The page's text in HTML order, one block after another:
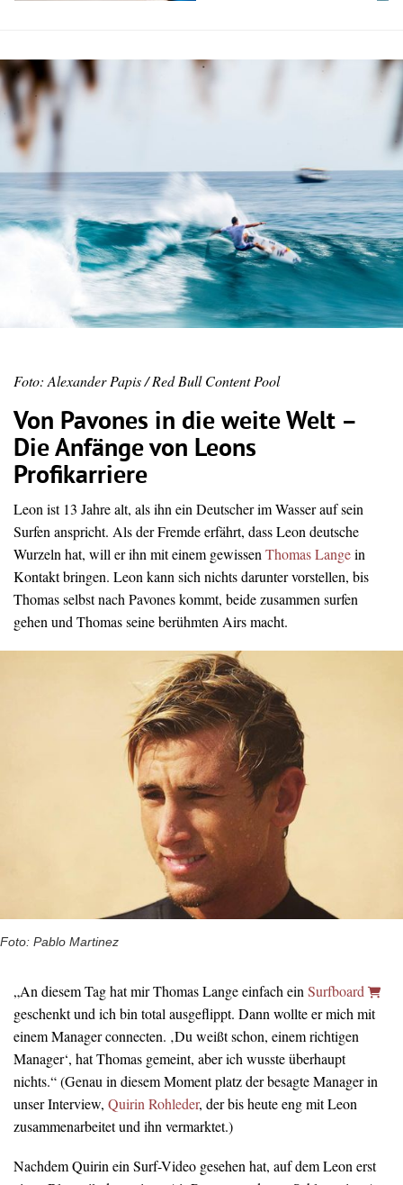
Foto: Alexander Papis / Red Bull Content Pool
Von Pavones in die weite Welt –
Die Anfänge von Leons
Profikarriere
Leon ist 13 Jahre alt, als ihn ein Deutscher im Wasser auf sein
Surfen anspricht. Als der Fremde erfährt, dass Leon deutsche
Wurzeln hat, will er ihn mit einem gewissenThomas Langein
Kontakt bringen. Leon kann sich nichts darunter vorstellen, bis
Thomas selbst nach Pavones kommt, beide zusammen surfen
gehen und Thomas seine berühmten Airs macht.
Foto: Pablo Martinez
„An diesem Tag hat mir Thomas Lange einfach ein Surfboard
geschenkt und ich bin total ausgeflippt. Dann wollte er mich mit
einem Manager connecten. ‚Du weißt schon, einem richtigen
Manager‘, hat Thomas gemeint, aber ich wusste überhaupt
nichts.“ (Genau in diesem Moment platz der besagte Manager in
unser Interview, Quirin Rohleder, der bis heute eng mit Leon
zusammenarbeitet und ihn vermarktet.)
Nachdem Quirin ein Surf-Video gesehen hat, auf dem Leon erst